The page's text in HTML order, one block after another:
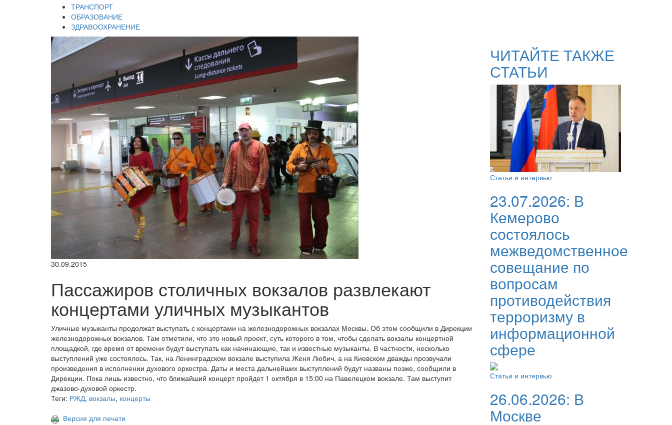
ТРАНСПОРТ
ОБРАЗОВАНИЕ
ЗДРАВООХРАНЕНИЕ
30.09.2015
Пассажиров столичных вокзалов развлекают
концертами уличных музыкантов
Уличные музыканты продолжат выступать с концертами на железнодорожных вокзалах Москвы. Об этом сообщили в Дирекции
железнодорожных вокзалов. Там отметили, что это новый проект, суть которого в том, чтобы сделать вокзалы концертной
площадкой, где время от времени будут выступать как начинающие, так и известные музыканты. В частности, несколько
выступлений уже состоялось. Так, на Ленинградском вокзале выступила Женя Любич, а на Киевском дважды прозвучали
произведения в исполнении духового оркестра. Даты и места дальнейших выступлений будут названы позже, сообщили в
Дирекции. Пока лишь известно, что ближайший концерт пройдет 1 октября в 15:00 на Павелецком вокзале. Там выступит
джазово-духовой оркестр.
Теги: РЖД, вокзалы, концерты
Версия для печати
ЧИТАЙТЕ ТАКЖЕ
СТАТЬИ
Статьи и интервью
23.07.2026: В
Кемерово
состоялось
межведомственное
совещание по
вопросам
противодействия
терроризму в
информационной
сфере
Статьи и интервью
26.06.2026: В
Москве